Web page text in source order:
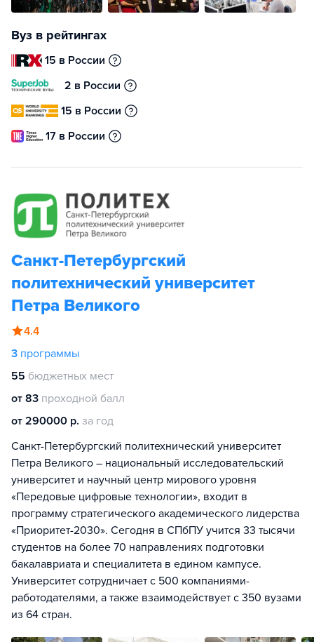
Вуз в рейтингах
15 в России
2 в России
15 в России
17 в России
Санкт-Петербургский
политехнический университет
Петра Великого
4.4
3 программы
55 бюджетных мест
от 83 проходной балл
от 290000 р. за год
Санкт-Петербургский политехнический университет
Петра Великого – национальный исследовательский
университет и научный центр мирового уровня
«Передовые цифровые технологии», входит в
программу стратегического академического лидерства
«Приоритет-2030». Сегодня в СПбПУ учится 33 тысячи
студентов на более 70 направлениях подготовки
бакалавриата и специалитета в едином кампусе.
Университет сотрудничает с 500 компаниями-
работодателями, а также взаимодействует с 350 вузами
из 64 стран.